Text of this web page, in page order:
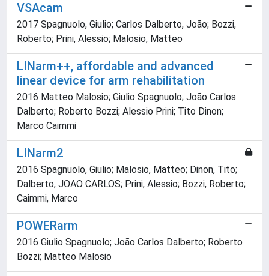
VSAcam
2017 Spagnuolo, Giulio; Carlos Dalberto, João; Bozzi,
Roberto; Prini, Alessio; Malosio, Matteo
LINarm++, affordable and advanced
linear device for arm rehabilitation
2016 Matteo Malosio; Giulio Spagnuolo; João Carlos
Dalberto; Roberto Bozzi; Alessio Prini; Tito Dinon;
Marco Caimmi
LINarm2
2016 Spagnuolo, Giulio; Malosio, Matteo; Dinon, Tito;
Dalberto, JOAO CARLOS; Prini, Alessio; Bozzi, Roberto;
Caimmi, Marco
POWERarm
2016 Giulio Spagnuolo; João Carlos Dalberto; Roberto
Bozzi; Matteo Malosio